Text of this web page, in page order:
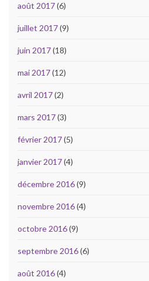
août 2017(6)
juillet 2017(9)
juin 2017(18)
mai 2017(12)
avril 2017(2)
mars 2017(3)
février 2017(5)
janvier 2017(4)
décembre 2016(9)
novembre 2016(4)
octobre 2016(9)
septembre 2016(6)
août 2016(4)